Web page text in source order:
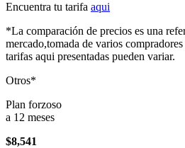
Encuentra tu tarifa aqui
*La comparación de precios es una
mercado,tomada de varios
tarifas aqui presentadas pueden variar.
Otros*
Plan forzoso
a 12 meses
$8,541